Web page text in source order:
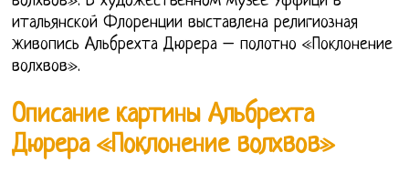
итальянской Флоренции выставлена религиозная
живопись Альбрехта Дюрера – полотно «Поклонение
волхвов».
Описание картины Альбрехта
Дюрера «Поклонение волхвов»